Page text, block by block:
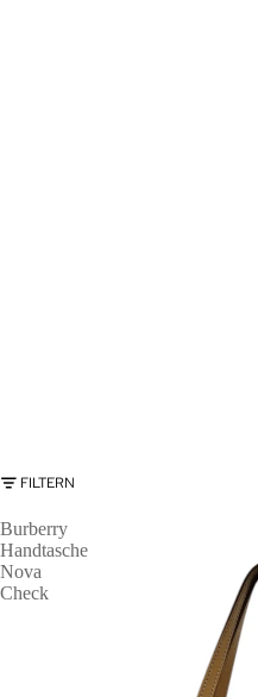
FILTERN
Burberry
Handtasche
Nova
Check